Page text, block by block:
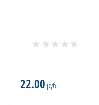
22.00 руб.